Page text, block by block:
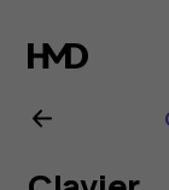
Guide
Nokia